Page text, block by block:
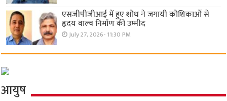
एसजीपीजीआई में हुए शोध ने जगायी कोशिकाओं से
हृदय वाल्व निर्माण की उम्मीद
July 27, 2026- 11:30 PM
आयुष